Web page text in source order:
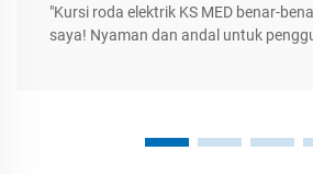
"Kursi roda elektrik KS MED benar-
saya! Nyaman dan andal untuk